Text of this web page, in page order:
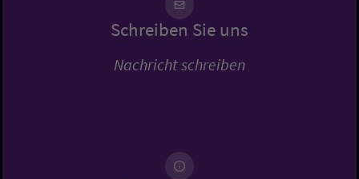
Schreiben Sie uns
Nachricht schreiben